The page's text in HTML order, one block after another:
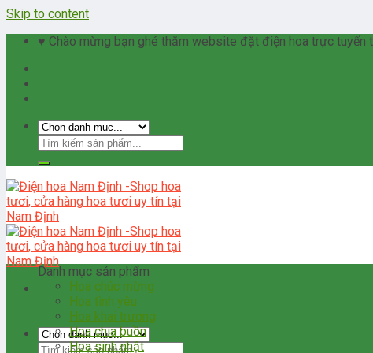
Skip to content
♥ Chào mừng bạn ghé thăm website đặt điện hoa trực
Danh mục sản phẩm
Hoa chúc mừng
Hoa tình yêu
Hoa khai trương
Hoa chia buồn
Hoa sinh nhật